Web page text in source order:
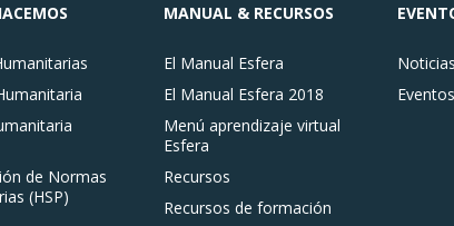
de Normas
(HSP)
MANUAL & RECURSOS
El Manual Esfera
El Manual Esfera 2018
Menú aprendizaje virtual
Esfera
Recursos
Recursos de formación
Noticias
Eventos